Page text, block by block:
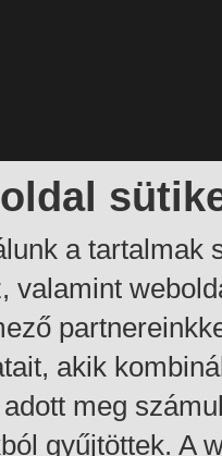
a tartalmak
valamint
akik
meg
gyűjtöttek. A